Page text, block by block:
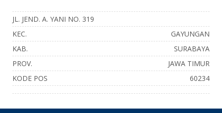
JL. JEND. A. YANI NO. 319
KEC.
GAYUNGAN
KAB.
SURABAYA
PROV.
JAWA TIMUR
KODE POS
60234